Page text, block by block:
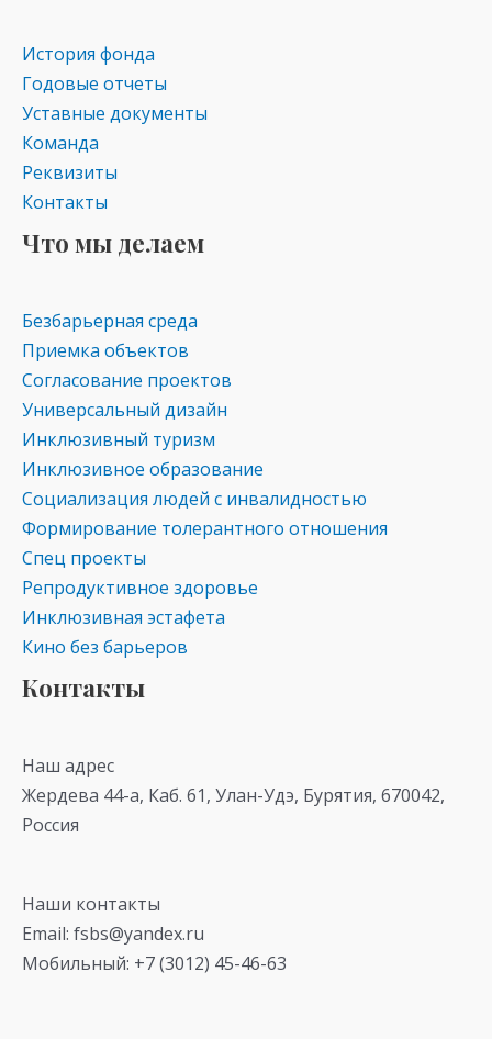
s
ni
ki
История фонда
Годовые отчеты
Уставные документы
Команда
Реквизиты
Контакты
Что мы делаем
Безбарьерная среда
Приемка объектов
Согласование проектов
Универсальный дизайн
Инклюзивный туризм
Инклюзивное образование
Социализация людей с инвалидностью
Формирование толерантного отношения
Спец проекты
Репродуктивное здоровье
Инклюзивная эстафета
Кино без барьеров
Контакты
Наш адрес
Жердева 44-а, Каб. 61, Улан-Удэ, Бурятия, 670042,
Россия
Наши контакты
Email: fsbs@yandex.ru
Мобильный: +7 (3012) 45-46-63